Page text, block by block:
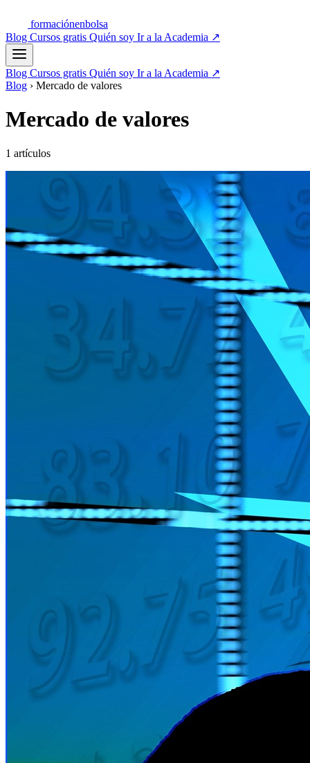
formaciónenbolsa
Blog Cursos gratis Quién soy Ir a la Academia ↗
Blog Cursos gratis Quién soy Ir a la Academia ↗
Blog › Mercado de valores
Mercado de valores
1 artículos